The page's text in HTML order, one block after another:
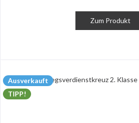
Zum Produkt
Ausverkauft
TIPP!